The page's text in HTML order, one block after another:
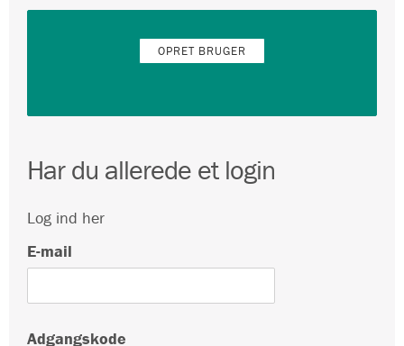
OPRET BRUGER
Har du allerede et login
Log ind her
E-mail
Adgangskode